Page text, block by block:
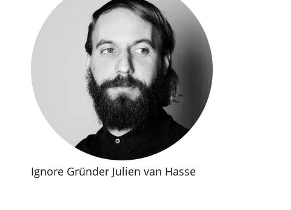
Ignore Gründer Julien van Hasse